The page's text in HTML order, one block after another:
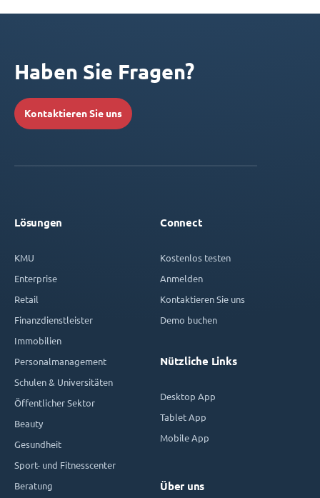
Haben Sie Fragen?
Kontaktieren Sie uns
Lösungen
KMU
Enterprise
Retail
Finanzdienstleister
Immobilien
Personalmanagement
Schulen & Universitäten
Öffentlicher Sektor
Beauty
Gesundheit
Sport- und Fitnesscenter
Beratung
Connect
Kostenlos testen
Anmelden
Kontaktieren Sie uns
Demo buchen
Nützliche Links
Desktop App
Tablet App
Mobile App
Über uns